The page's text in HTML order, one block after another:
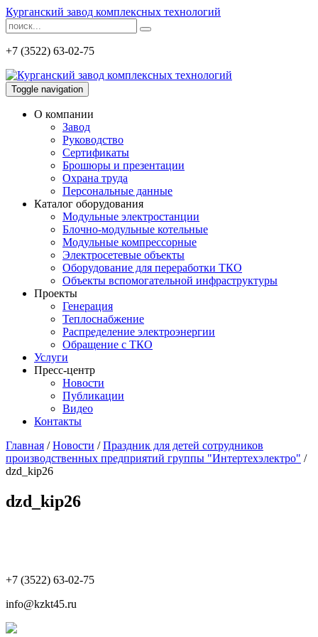
Курганский завод комплексных технологий
+7 (3522) 63-02-75
Toggle navigation
О компании
Завод
Руководство
Сертификаты
Брошюры и презентации
Охрана труда
Персональные данные
Каталог оборудования
Модульные электростанции
Блочно-модульные котельные
Модульные компрессорные
Электросетевые объекты
Оборудование для переработки ТКО
Объекты вспомогательной инфраструктуры
Проекты
Генерация
Теплоснабжение
Распределение электроэнергии
Обращение с ТКО
Услуги
Пресс-центр
Новости
Публикации
Видео
Контакты
Главная / Новости / Праздник для детей сотрудников
производственных предприятий группы "Интертехэлектро" /
dzd_kip26
dzd_kip26
+7 (3522) 63-02-75
info@kzkt45.ru